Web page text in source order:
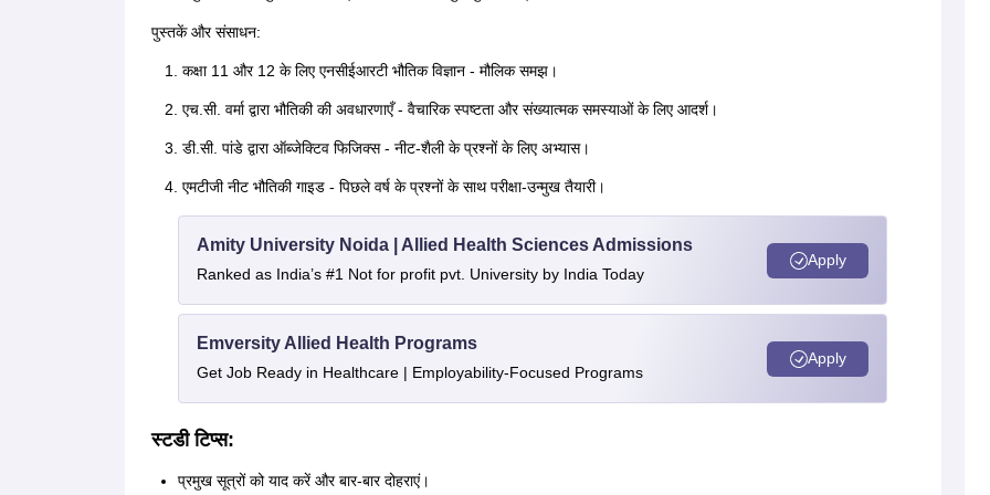
पुस्तकें और संसाधन:
कक्षा 11 और 12 के लिए एनसीईआरटी भौतिक विज्ञान - मौलिक समझ।
एच.सी. वर्मा द्वारा भौतिकी की अवधारणाएँ - वैचारिक स्पष्टता और संख्यात्मक समस्याओं के लिए आदर्श।
डी.सी. पांडे द्वारा ऑब्जेक्टिव फिजिक्स - नीट-शैली के प्रश्नों के लिए अभ्यास।
एमटीजी नीट भौतिकी गाइड - पिछले वर्ष के प्रश्नों के साथ परीक्षा-उन्मुख तैयारी।
Amity University Noida | Allied Health Sciences Admissions
Ranked as India’s #1 Not for profit pvt. University by India Today
Apply
Emversity Allied Health Programs
Get Job Ready in Healthcare | Employability-Focused Programs
Apply
स्टडी टिप्स:
प्रमुख सूत्रों को याद करें और बार-बार दोहराएं।